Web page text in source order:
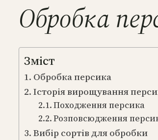
Обробка
Зміст
Обробка персика
Історія вирощування
Походження персика
Розповсюдження
Вибір сортів для обробки